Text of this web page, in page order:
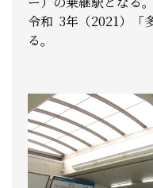
令和 3年（2021）「
る。